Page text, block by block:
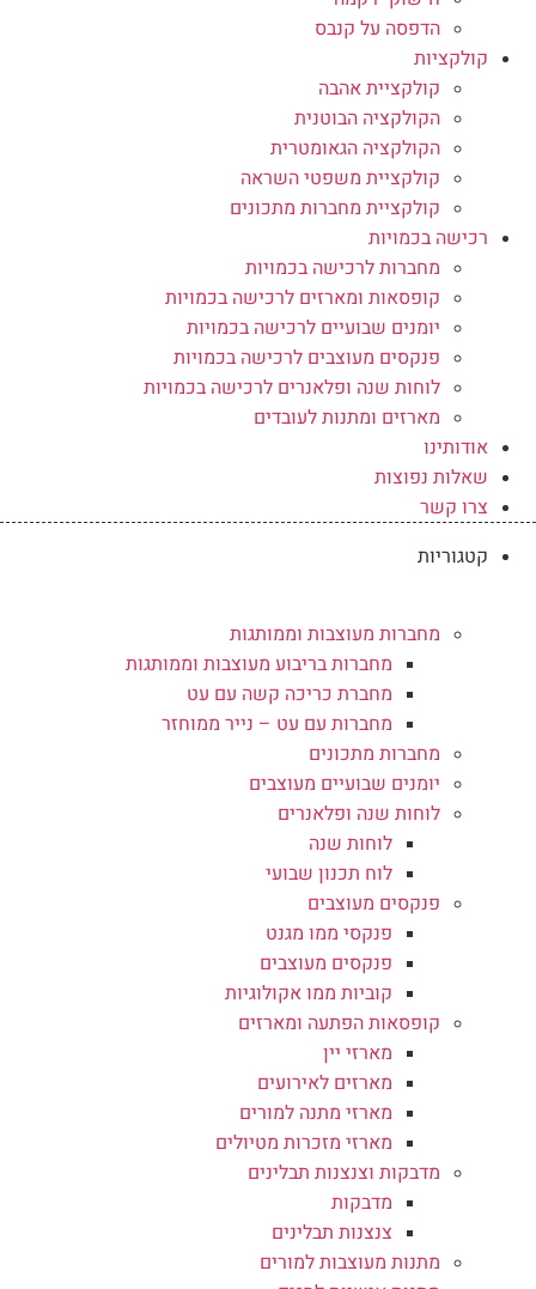
הדפסה על קנבס
קולקציות
קולקציית אהבה
הקולקציה הבוטנית
הקולקציה הגאומטרית
קולקציית משפטי השראה
קולקציית מחברות מתכונים
רכישה בכמויות
מחברות לרכישה בכמויות
קופסאות ומארזים לרכישה בכמויות
יומנים שבועיים לרכישה בכמויות
פנקסים מעוצבים לרכישה בכמויות
לוחות שנה ופלאנרים לרכישה בכמויות
מארזים ומתנות לעובדים
אודותינו
שאלות נפוצות
צרו קשר
קטגוריות
מחברות מעוצבות וממותגות
מחברות בריבוע מעוצבות וממותגות
מחברת כריכה קשה עם עט
מחברות עם עט – נייר ממוחזר
מחברות מתכונים
יומנים שבועיים מעוצבים
לוחות שנה ופלאנרים
לוחות שנה
לוח תכנון שבועי
פנקסים מעוצבים
פנקסי ממו מגנט
פנקסים מעוצבים
קוביות ממו אקולוגיות
קופסאות הפתעה ומארזים
מארזי יין
מארזים לאירועים
מארזי מתנה למורים
מארזי מזכרות מטיולים
מדבקות וצנצנות תבלינים
מדבקות
צנצנות תבלינים
מתנות מעוצבות למורים